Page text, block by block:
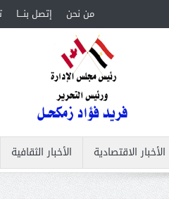
من نحن إتصل بنـــا
الأخبار الاقتصادية الأخبار الثقافية